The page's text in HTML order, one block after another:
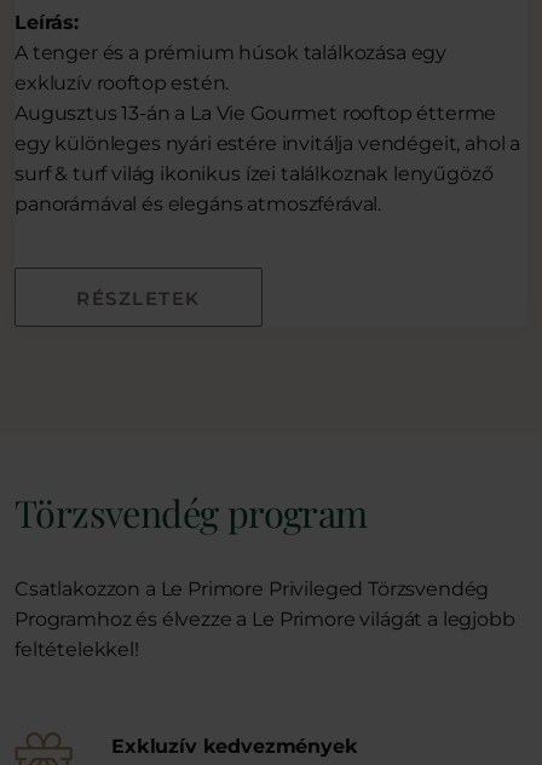
Leírás:
A tenger és a prémium húsok találkozása egy
exkluzív rooftop estén.
Augusztus 13-án a La Vie Gourmet rooftop étterme
egy különleges nyári estére invitálja vendégeit, ahol a
surf & turf világ ikonikus ízei találkoznak lenyűgöző
panorámával és elegáns atmoszférával.
RÉSZLETEK
Törzsvendég program
Csatlakozzon a Le Primore Privileged Törzsvendég
Programhoz és élvezze a Le Primore világát a legjobb
feltételekkel!
Exkluzív kedvezmények